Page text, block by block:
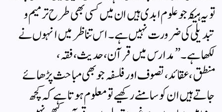
تو یہ ہیکہ جو علوم ابدی ہیں ان میں کسی بھی طرح ترمیم و
تبدیلی کی ضرورت نہیں ہے۔ اس تناظر میں انہوں نے
لکھا ہے۔ ” مدارس میں قرآن، حدیث، فقہ،
منطق،عقائد، تصوف اور فلسفہ جو بھی مباحث پڑھائے
جاتے ہیں ان کو سامنے رکھیے تو معلوم ہوتا ہے کہ کچھ